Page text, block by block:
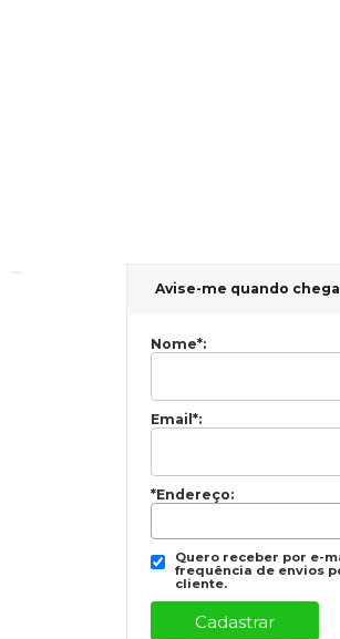
Avise-me quando
Nome*:
Email *:
*Endereço:
Quero receber por e-
frequência de envios
cliente.